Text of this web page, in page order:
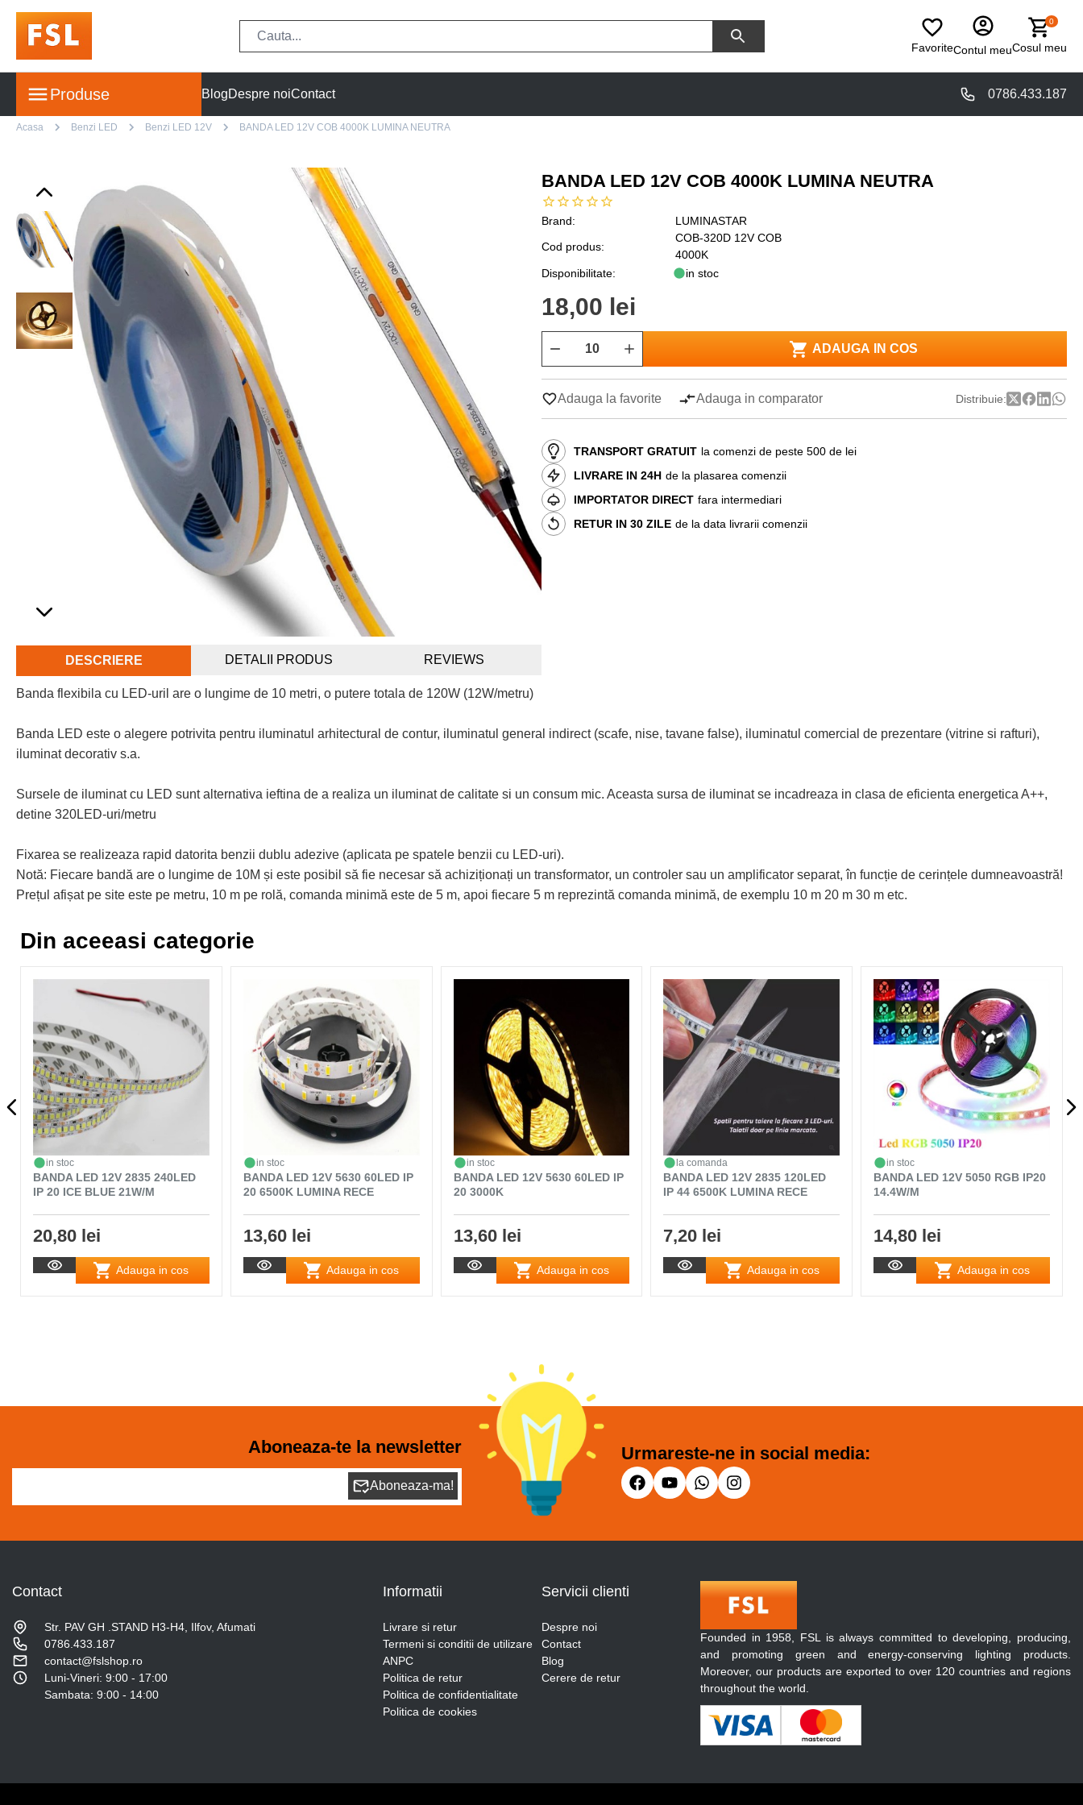
FavoriteContul meu
0
Cosul meu
Produse BlogDespre noiContact 0786.433.187
Acasa Benzi LED Benzi LED 12V BANDA LED 12V COB 4000K LUMINA NEUTRA
BANDA LED 12V COB 4000K LUMINA NEUTRA
Brand:
LUMINASTAR
Cod produs:
COB-320D 12V COB
4000K
Disponibilitate:
in stoc
18,00 lei
ADAUGA IN COS
Adauga la favorite Adauga in comparator Distribuie:
TRANSPORT GRATUIT la comenzi de peste 500 de lei
LIVRARE IN 24H de la plasarea comenzii
IMPORTATOR DIRECT fara intermediari
RETUR IN 30 ZILE de la data livrarii comenzii
DESCRIERE DETALII PRODUS REVIEWS
Banda flexibila cu LED-uril are o lungime de 10 metri, o putere totala de 120W (12W/metru)
Banda LED este o alegere potrivita pentru iluminatul arhitectural de contur, iluminatul general indirect (scafe, nise, tavane false), iluminatul comercial de prezentare (vitrine si rafturi),
iluminat decorativ s.a.
Sursele de iluminat cu LED sunt alternativa ieftina de a realiza un iluminat de calitate si un consum mic. Aceasta sursa de iluminat se incadreaza in clasa de eficienta energetica A++,
detine 320LED-uri/metru
Fixarea se realizeaza rapid datorita benzii dublu adezive (aplicata pe spatele benzii cu LED-uri).
Notă: Fiecare bandă are o lungime de 10M și este posibil să fie necesar să achiziționați un transformator, un controler sau un amplificator separat, în funcție de cerințele dumneavoastră!
Prețul afișat pe site este pe metru, 10 m pe rolă, comanda minimă este de 5 m, apoi fiecare 5 m reprezintă comanda minimă, de exemplu 10 m 20 m 30 m etc.
Din aceeasi categorie
in stoc
BANDA LED 12V 2835 240LED
IP 20 ICE BLUE 21W/M
20,80 lei
Adauga in cos
in stoc
BANDA LED 12V 5630 60LED IP
20 6500K LUMINA RECE
13,60 lei
Adauga in cos
in stoc
BANDA LED 12V 5630 60LED IP
20 3000K
13,60 lei
Adauga in cos
la comanda
BANDA LED 12V 2835 120LED
IP 44 6500K LUMINA RECE
7,20 lei
Adauga in cos
in stoc
BANDA LED 12V 5050 RGB IP20
14.4W/M
14,80 lei
Adauga in cos
Aboneaza-te la newsletter
Aboneaza-ma!
Urmareste-ne in social media:
Contact
Str. PAV GH .STAND H3-H4, Ilfov, Afumati
0786.433.187
contact@fslshop.ro
Luni-Vineri: 9:00 - 17:00
Sambata: 9:00 - 14:00
Informatii
Livrare si retur
Termeni si conditii de utilizare
ANPC
Politica de retur
Politica de confidentialitate
Politica de cookies
Servicii clienti
Despre noi
Contact
Blog
Cerere de retur
Founded in 1958, FSL is always committed to developing, producing,
and promoting green and energy-conserving lighting products.
Moreover, our products are exported to over 120 countries and regions
throughout the world.